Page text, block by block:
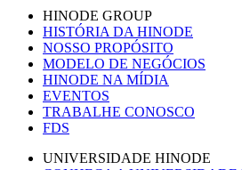
HINODE GROUP
HISTÓRIA DA HINODE
NOSSO PROPÓSITO
MODELO DE NEGÓCIOS
HINODE NA MÍDIA
EVENTOS
TRABALHE CONOSCO
FDS
UNIVERSIDADE HINODE